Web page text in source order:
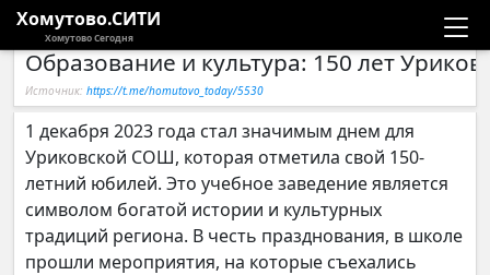
Хомутово.СИТИ
Хомутово Сегодня
Новости
Галерея
Компании
Образование и культура: 150 лет
Источник: https://t.me/homutovo_today/5530
1 декабря 2023 года стал значимым днем для
Уриковской СОШ, которая отметила свой 150-
летний юбилей. Это учебное заведение является
символом богатой истории и культурных
традиций региона. В честь празднования, в школе
прошли мероприятия, на которые съехались